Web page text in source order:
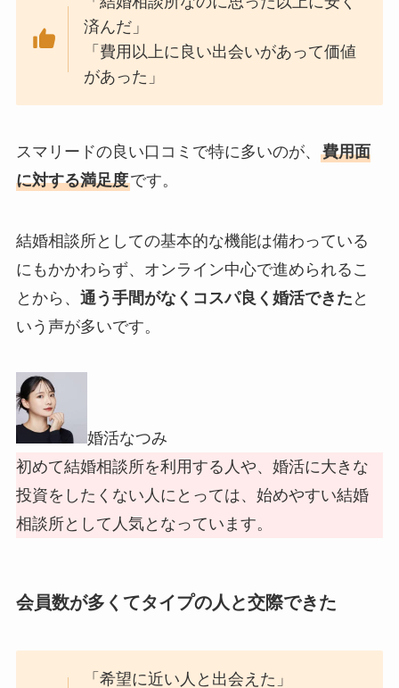
済んだ」
「費用以上に良い出会いがあって価値
があった」
スマリードの良い口コミで特に多いのが、 費用面
に対する満足度です。
結婚相談所としての基本的な機能は備わっている
にもかかわらず、オンライン中心で進められるこ
とから、 通う手間がなくコスパ良く婚活できた と
いう声が多いです。
婚活なつみ
初めて結婚相談所を利用する人や、婚活に大きな
投資をしたくない人にとっては、始めやすい結婚
相談所として人気となっています。
会員数が多くてタイプの人と交際できた
「希望に近い人と出会えた」